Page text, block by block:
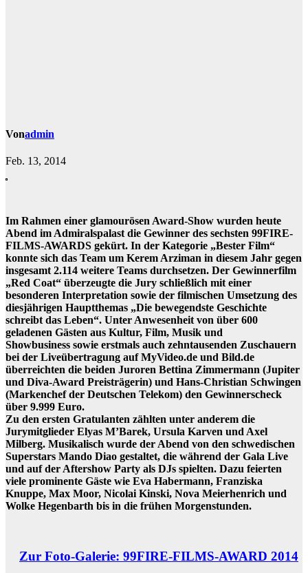
Vonadmin
Feb. 13, 2014
Im Rahmen einer glamourösen Award-Show wurden heute
Abend im Admiralspalast die Gewinner des sechsten 99FIRE-
FILMS-AWARDS gekürt. In der Kategorie „Bester Film“
konnte sich das Team um Kerem Arziman in diesem Jahr gegen
insgesamt 2.114 weitere Teams durchsetzen. Der Gewinnerfilm
„Red Coat“ überzeugte die Jury schließlich mit einer
besonderen Interpretation sowie der filmischen Umsetzung des
diesjährigen Hauptthemas „Die bewegendste Geschichte
schreibt das Leben“. Unter Anwesenheit von über 600
geladenen Gästen aus Kultur, Film, Musik und
Showbusiness sowie erstmals auch zehntausenden Zuschauern
bei der Liveübertragung auf MyVideo.de und Bild.de
überreichten die beiden Juroren Bettina Zimmermann (Jupiter
und Diva-Award Preisträgerin) und Hans-Christian Schwingen
(Markenchef der Deutschen Telekom) den Gewinnerscheck
über 9.999 Euro.
Zu den ersten Gratulanten zählten unter anderem die
Jurymitglieder Elyas M’Barek, Ursula Karven und Axel
Milberg. Musikalisch wurde der Abend von den schwedischen
Superstars Mando Diao gestaltet, die während der Gala Live
und auf der Aftershow Party als DJs spielten. Dazu feierten
viele prominente Gäste wie Eva Habermann, Franziska
Knuppe, Max Moor, Nicolai Kinski, Nova Meierhenrich und
Wolke Hegenbarth bis in die frühen Morgenstunden.
Zur Foto-Galerie: 99FIRE-FILMS-AWARD 2014